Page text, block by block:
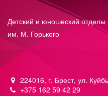
Детский и юношеский отделы
им. М. Горького
224016, г. Брест, ул.
+375 162 59 42 29